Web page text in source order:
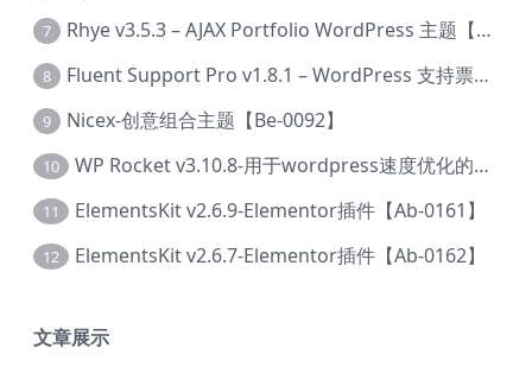
7 Rhye v3.5.3 – AJAX Portfolio WordPress 主题【Bi-0049】
8 Fluent Support Pro v1.8.1 – WordPress 支持票务系统【Cc-0041】
9 Nicex-创意组合主题【Be-0092】
10 WP Rocket v3.10.8-用于wordpress速度优化的缓存加速插件【Cd-0019】
11 ElementsKit v2.6.9-Elementor插件【Ab-0161】
12 ElementsKit v2.6.7-Elementor插件【Ab-0162】
文章展示